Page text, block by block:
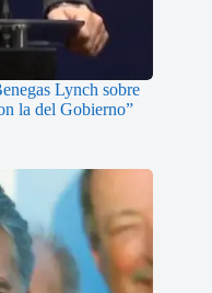
Lynch sobre
la del Gobierno”